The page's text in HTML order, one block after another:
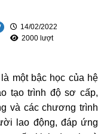
14/02/2022
2000 lượt
một bậc học của hệ
tạo trình độ sơ cấp,
và các chương trình
lao động, đáp ứng